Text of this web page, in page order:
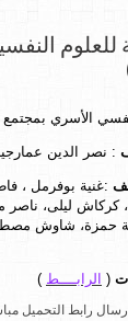
الأسري
: نصر الدين
:غنية بوفرمل ،
كركاش ليلى، ناصر
حمزة، شاوش
( الرابــــط )
رابط التحميل